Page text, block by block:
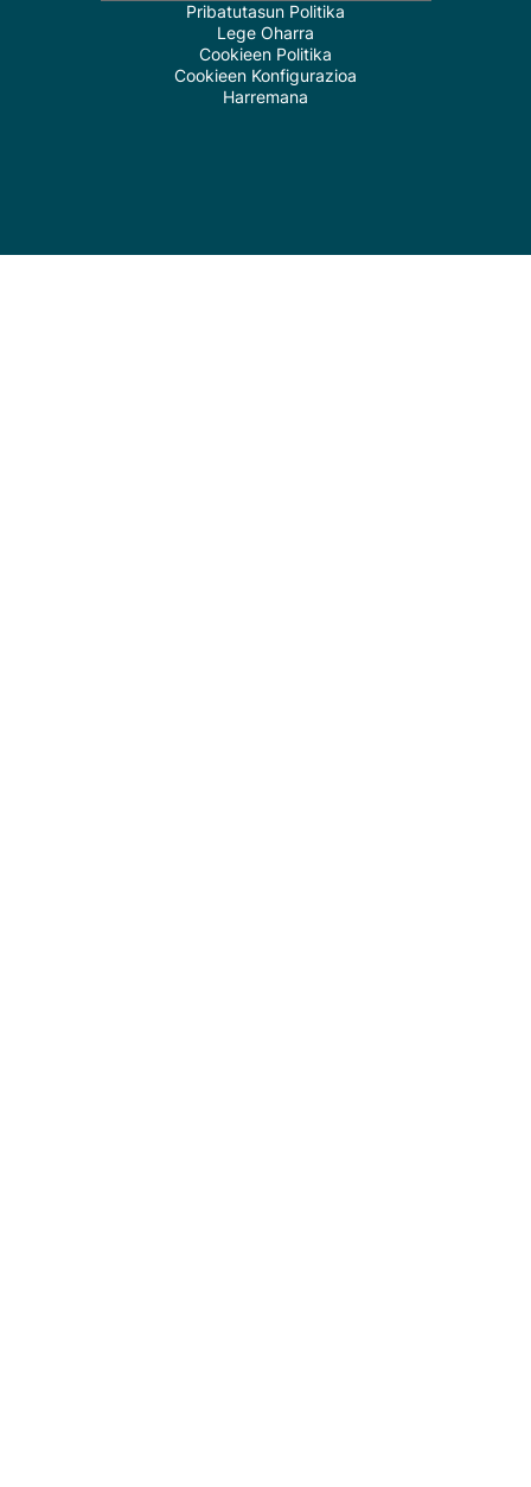
Pribatutasun Politika
Lege Oharra
Cookieen Politika
Cookieen Konfigurazioa
Harremana